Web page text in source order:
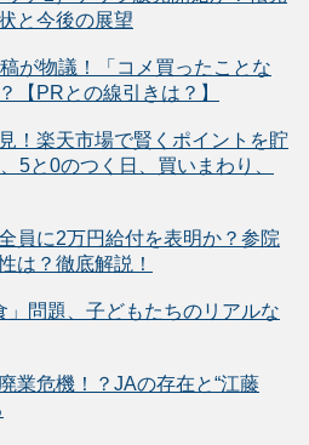
と今後の展望
が物議！「コメ買ったことな
【PRとの線引きは？】
！楽天市場で賢くポイントを貯
5と0のつく日、買いまわり、
員に2万円給付を表明か？参院
は？徹底解説！
問題、子どもたちのリアルな
業危機！？JAの存在と“江藤